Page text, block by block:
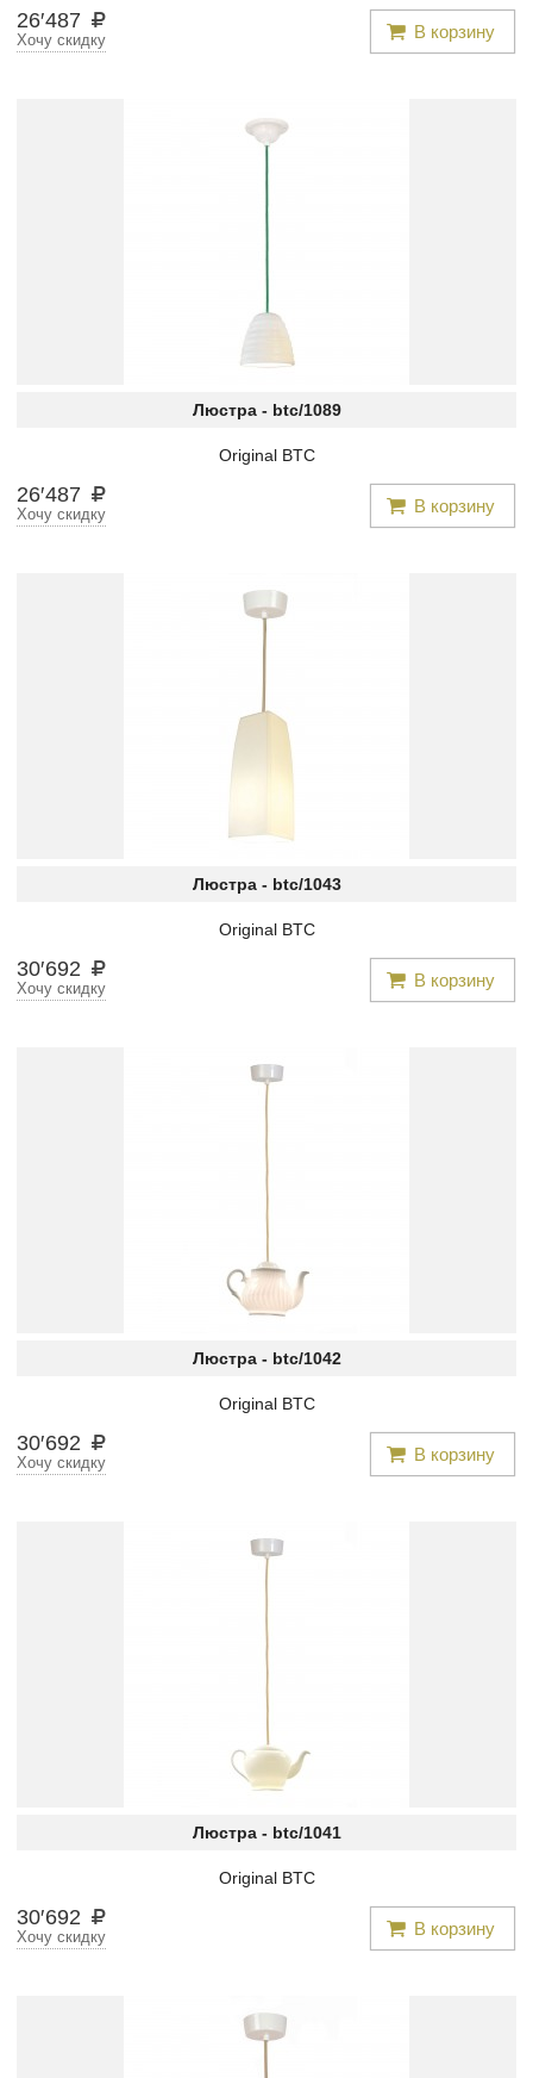
26′487 В корзину
Хочу скидку
Люстра - btc/1089
Original BTC
26′487 В корзину
Хочу скидку
Люстра - btc/1043
Original BTC
30′692 В корзину
Хочу скидку
Люстра - btc/1042
Original BTC
30′692 В корзину
Хочу скидку
Люстра - btc/1041
Original BTC
30′692 В корзину
Хочу скидку